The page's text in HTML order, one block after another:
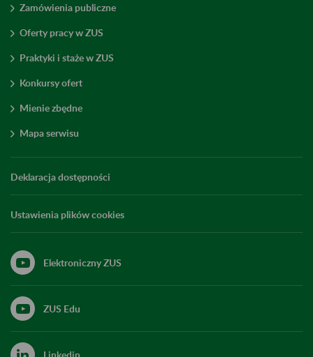
Zamówienia publiczne
Oferty pracy w ZUS
Praktyki i staże w ZUS
Konkursy ofert
Mienie zbędne
Mapa serwisu
Deklaracja dostępności
Ustawienia plików cookies
Elektroniczny ZUS
ZUS Edu
Linkedin